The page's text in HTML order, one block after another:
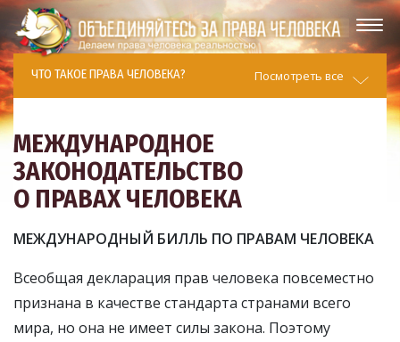
ЧТО ТАКОЕ ПРАВА ЧЕЛОВЕКА? Посмотреть все
МЕЖДУНАРОДНОЕ
ЗАКОНОДАТЕЛЬСТВО
О ПРАВАХ ЧЕЛОВЕКА
МЕЖДУНАРОДНЫЙ БИЛЛЬ ПО ПРАВАМ ЧЕЛОВЕКА
Всеобщая декларация прав человека повсеместно
признана в качестве стандарта странами всего
мира, но она не имеет силы закона. Поэтому